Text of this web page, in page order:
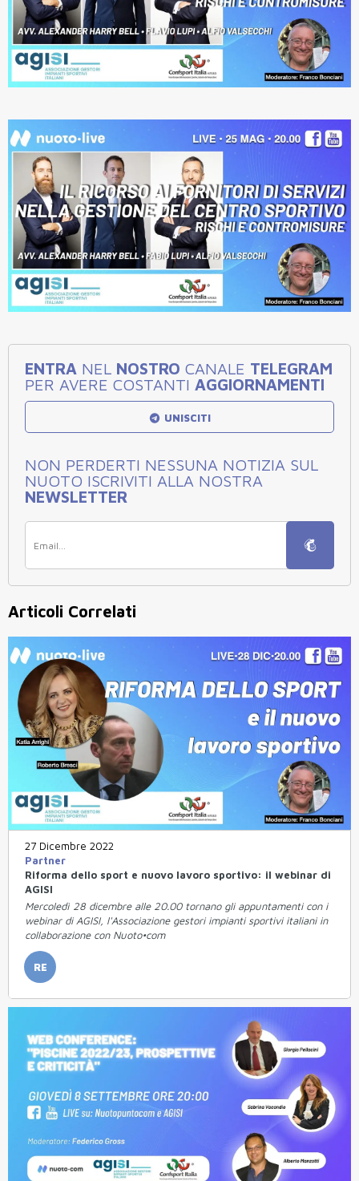
ENTRA NEL NOSTRO CANALE TELEGRAM
PER AVERE COSTANTI AGGIORNAMENTI
UNISCITI
NON PERDERTI NESSUNA NOTIZIA SUL
NUOTO ISCRIVITI ALLA NOSTRA
NEWSLETTER
Articoli Correlati
27 Dicembre 2022
Partner
Riforma dello sport e nuovo lavoro sportivo: il webinar di
AGISI
Mercoledì 28 dicembre alle 20.00 tornano gli appuntamenti con i
webinar di AGISI, l'Associazione gestori impianti sportivi italiani in
collaborazione con Nuoto•com
RE